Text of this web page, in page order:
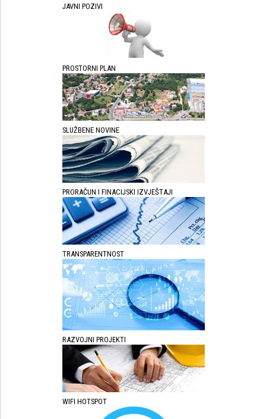
JAVNI POZIVI
PROSTORNI PLAN
SLUŽBENE NOVINE
PRORAČUN I FINACIJSKI IZVJEŠTAJI
TRANSPARENTNOST
RAZVOJNI PROJEKTI
WIFI HOTSPOT